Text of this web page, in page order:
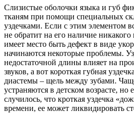
Слизистые оболочки языка и губ
тканям при помощи специальных
уздечками. Если с этим элементом
не обратит на его наличие
имеет место быть дефект в виде
начинаются некоторые проблемы.
недостаточной длины влияет на
звуков, а вот короткая губная
диастемы – щель между зубами.
устраняются в детском возрасте, но
случилось, что кроткая уздечка
времени, ее может ликвидировать